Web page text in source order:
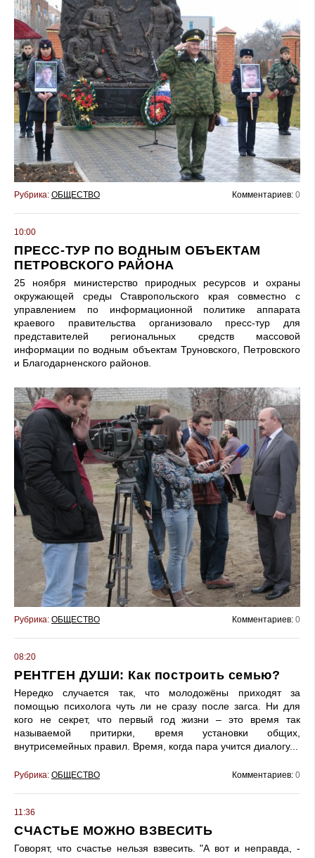
Рубрика: ОБЩЕСТВО Комментариев: 0
10:00
ПРЕСС-ТУР ПО ВОДНЫМ ОБЪЕКТАМ
ПЕТРОВСКОГО РАЙОНА
25 ноября министерство природных ресурсов и охраны
окружающей среды Ставропольского края совместно с
управлением по информационной политике аппарата
краевого правительства организовало пресс-тур для
представителей региональных средств массовой
информации по водным объектам Труновского, Петровского
и Благодарненского районов.
Рубрика: ОБЩЕСТВО Комментариев: 0
08:20
РЕНТГЕН ДУШИ: Как построить семью?
Нередко случается так, что молодожёны приходят за
помощью психолога чуть ли не сразу после загса. Ни для
кого не секрет, что первый год жизни – это время так
называемой притирки, время установки общих,
внутрисемейных правил. Время, когда пара учится диалогу...
Рубрика: ОБЩЕСТВО Комментариев: 0
11:36
СЧАСТЬЕ МОЖНО ВЗВЕСИТЬ
Говорят, что счастье нельзя взвесить. "А вот и неправда, -